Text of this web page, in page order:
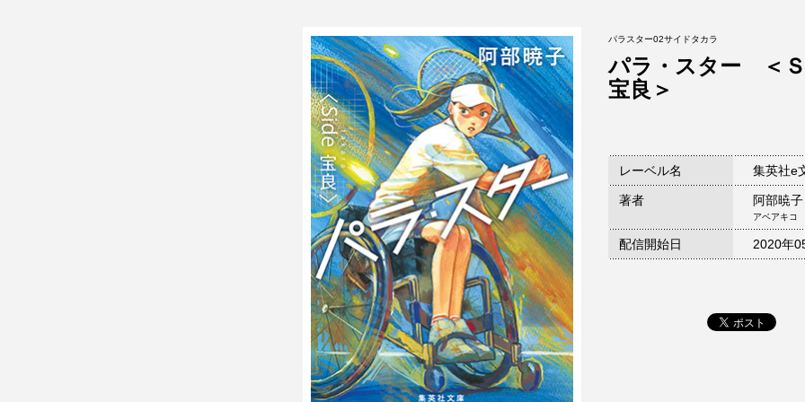
パラスター02サイドタカラ
パラ・スター ＜
宝良＞
レーベル名 集英社e
著者 阿部暁子
アベアキコ
配信開始日 2020年